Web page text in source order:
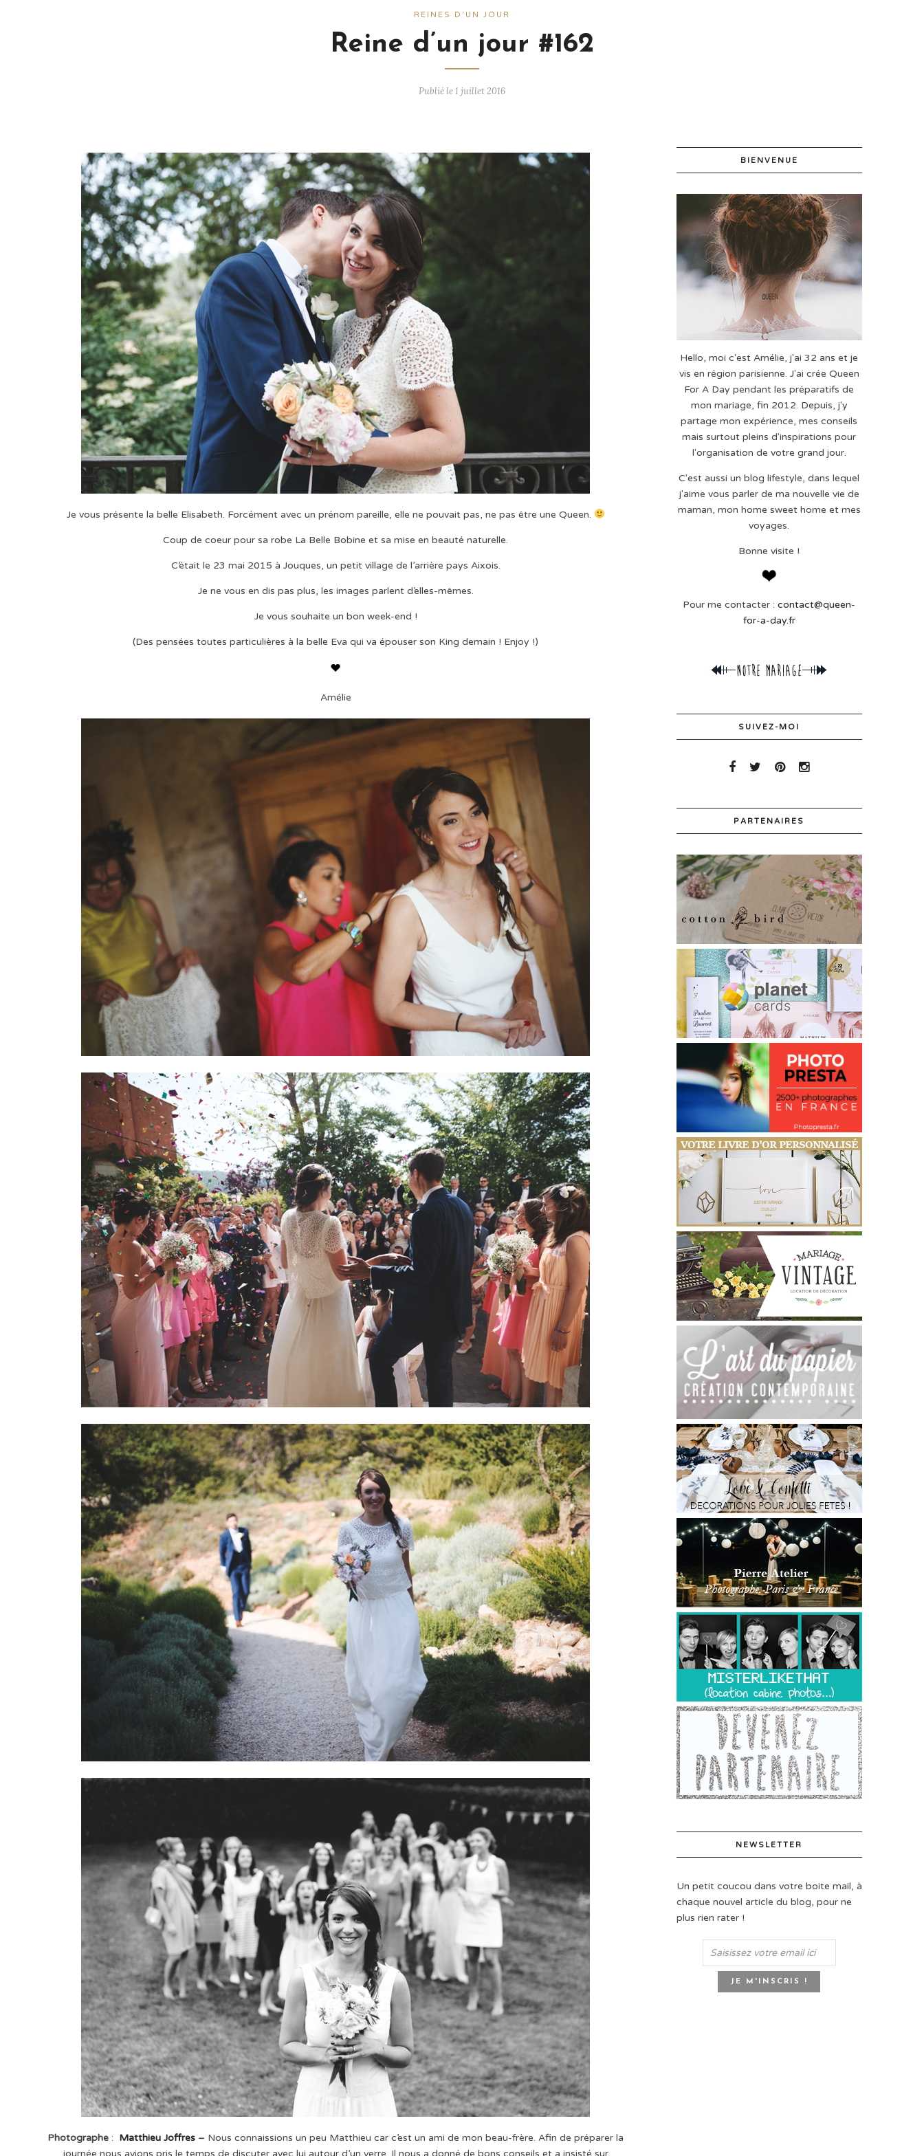
REINES D'UN JOUR
Reine d’un jour #162
Publié le 1 juillet 2016
Je vous présente la belle Elisabeth. Forcément avec un prénom pareille, elle ne pouvait pas, ne pas être une Queen.
Coup de coeur pour sa robe La Belle Bobine et sa mise en beauté naturelle.
C’était le 23 mai 2015 à Jouques, un petit village de l’arrière pays Aixois.
Je ne vous en dis pas plus, les images parlent d’elles-mêmes.
Je vous souhaite un bon week-end !
(Des pensées toutes particulières à la belle Eva qui va épouser son King demain ! Enjoy !)
Amélie
Photographe : Matthieu Joffres – Nous connaissions un peu Matthieu car c’est un ami de mon beau-frère. Afin de préparer la
journée nous avions pris le temps de discuter avec lui autour d’un verre. Il nous a donné de bons conseils et a insisté sur
BIENVENUE
Hello, moi c'est Amélie, j'ai 32 ans et je
vis en région parisienne. J'ai crée Queen
For A Day pendant les préparatifs de
mon mariage, fin 2012. Depuis, j'y
partage mon expérience, mes conseils
mais surtout pleins d'inspirations pour
l'organisation de votre grand jour.
C'est aussi un blog lifestyle, dans lequel
j'aime vous parler de ma nouvelle vie de
maman, mon home sweet home et mes
voyages.
Bonne visite !
Pour me contacter :contact@queen-
for-a-day.fr
SUIVEZ-MOI
PARTENAIRES
NEWSLETTER
Un petit coucou dans votre boite mail, à
chaque nouvel article du blog, pour ne
plus rien rater !